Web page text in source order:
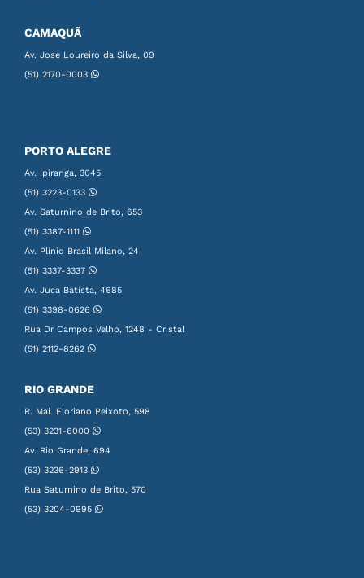
CAMAQUÃ
Av. José Loureiro da Silva, 09
(51) 2170-0003
PORTO ALEGRE
Av. Ipiranga, 3045
(51) 3223-0133
Av. Saturnino de Brito, 653
(51) 3387-1111
Av. Plínio Brasil Milano, 24
(51) 3337-3337
Av. Juca Batista, 4685
(51) 3398-0626
Rua Dr Campos Velho, 1248 - Cristal
(51) 2112-8262
RIO GRANDE
R. Mal. Floriano Peixoto, 598
(53) 3231-6000
Av. Rio Grande, 694
(53) 3236-2913
Rua Saturnino de Brito, 570
(53) 3204-0995